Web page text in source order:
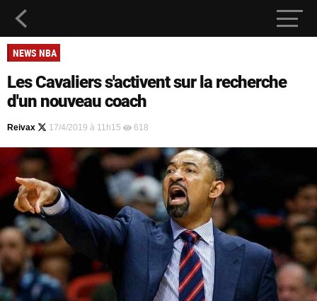
NEWS NBA
Les Cavaliers s'activent sur la recherche
d'un nouveau coach
Reivax 17/4/2019 à 11h15 618